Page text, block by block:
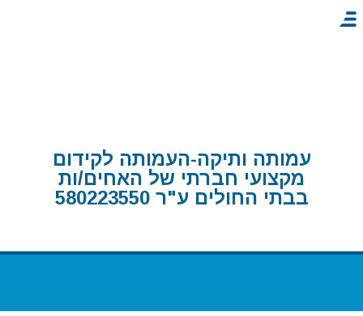
עמותה ותיקה-העמותה לקידום
מקצועי חברתי של האחים/ות
בבתי החולים ע"ר 580223550